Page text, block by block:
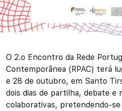
O 2.o Encontro da Rede
Contemporânea (RPAC) terá
e 28 de outubro, em Santo
dois dias de partilha, debate e
colaborativas, pretendendo-se